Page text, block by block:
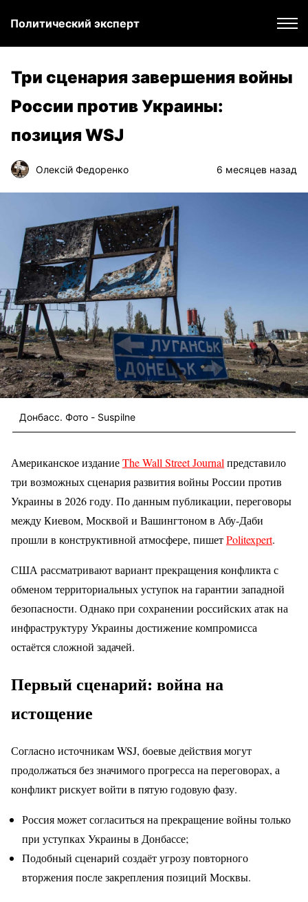
Политический эксперт
Три сценария завершения войны
России против Украины:
позиция WSJ
Олексій Федоренко 6 месяцев назад
Донбасс. Фото - Suspilne
Американское изданиеThe Wall Street Journal представило
три возможных сценария развития войны России против
Украины в 2026 году. По данным публикации, переговоры
между Киевом, Москвой и Вашингтоном в Абу-Даби
прошли в конструктивной атмосфере, пишетPolitexpert.
США рассматривают вариант прекращения конфликта с
обменом территориальных уступок на гарантии западной
безопасности. Однако при сохранении российских атак на
инфраструктуру Украины достижение компромисса
остаётся сложной задачей.
Первый сценарий: война на
истощение
Согласно источникам WSJ, боевые действия могут
продолжаться без значимого прогресса на переговорах, а
конфликт рискует войти в пятую годовую фазу.
Россия может согласиться на прекращение войны только
при уступках Украины в Донбассе;
Подобный сценарий создаёт угрозу повторного
вторжения после закрепления позиций Москвы.